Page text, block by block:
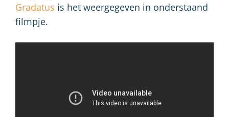
Gradatus is het weergegeven in onderstaand
filmpje.